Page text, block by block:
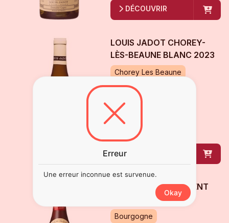
DÉCOUVRIR
LOUIS JADOT CHOREY-
LÈS-BEAUNE BLANC 2023
Chorey Les Beaune
Disponible
35
bouteille
DÉCOUVRIR
LOUIS JADOT COUVENT
DES JACOBINS 2023
Bourgogne
Erreur
Une erreur inconnue est survenue.
Okay